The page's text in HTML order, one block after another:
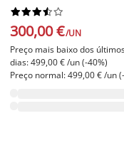






300,00 €/UN
Preço mais baixo dos
dias: 499,00 € /un (-40%)
Preço normal: 499,00 € /un